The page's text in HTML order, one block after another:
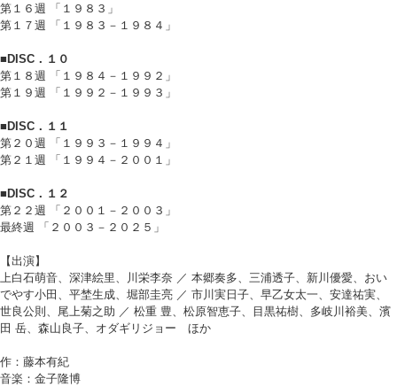
第１６週 「１９８３」
第１７週 「１９８３－１９８４」
■DISC．１０
第１８週 「１９８４－１９９２」
第１９週 「１９９２－１９９３」
■DISC．１１
第２０週 「１９９３－１９９４」
第２１週 「１９９４－２００１」
■DISC．１２
第２２週 「２００１－２００３」
最終週 「２００３－２０２５」
【出演】
上白石萌音、深津絵里、川栄李奈 ／ 本郷奏多、三浦透子、新川優愛、おい
でやす小田、平埜生成、堀部圭亮 ／ 市川実日子、早乙女太一、安達祐実、
世良公則、尾上菊之助 ／ 松重 豊、松原智恵子、目黒祐樹、多岐川裕美、濱
田 岳、森山良子、オダギリジョー ほか
作：藤本有紀
音楽：金子隆博